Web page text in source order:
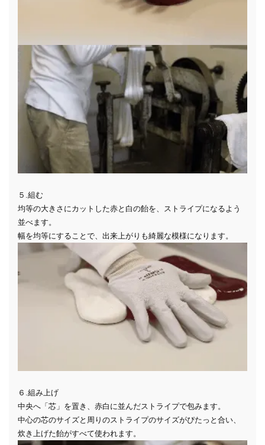
５.組む
均等の大きさにカットした赤と白の飴を、ストライプになるよう
並べます。
幅を均等にすることで、出来上がりも綺麗な模様になります。
６.組み上げ
中央へ「芯」を置き、赤白に並んだストライプで包みます。
中心の芯のサイズと周りのストライプのサイズがぴたっと合い、
炊き上げた飴がすべて使われます。